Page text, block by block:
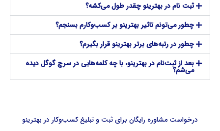
ثبت‌ نام در بهترینو چقدر طول می‌کشه؟
چطور می‌تونم تاثیر بهترینو بر کسب‌وکارم بسنجم؟
چطور در رتبه‌های برتر بهترینو قرار بگیرم؟
بعد از ثبت‌نام در بهترینو، با چه کلمه‌هایی در سرچ گوگل دیده
می‌شم؟
درخواست مشاوره رایگان برای ثبت و تبلیغ کسب‌وکار در بهترینو